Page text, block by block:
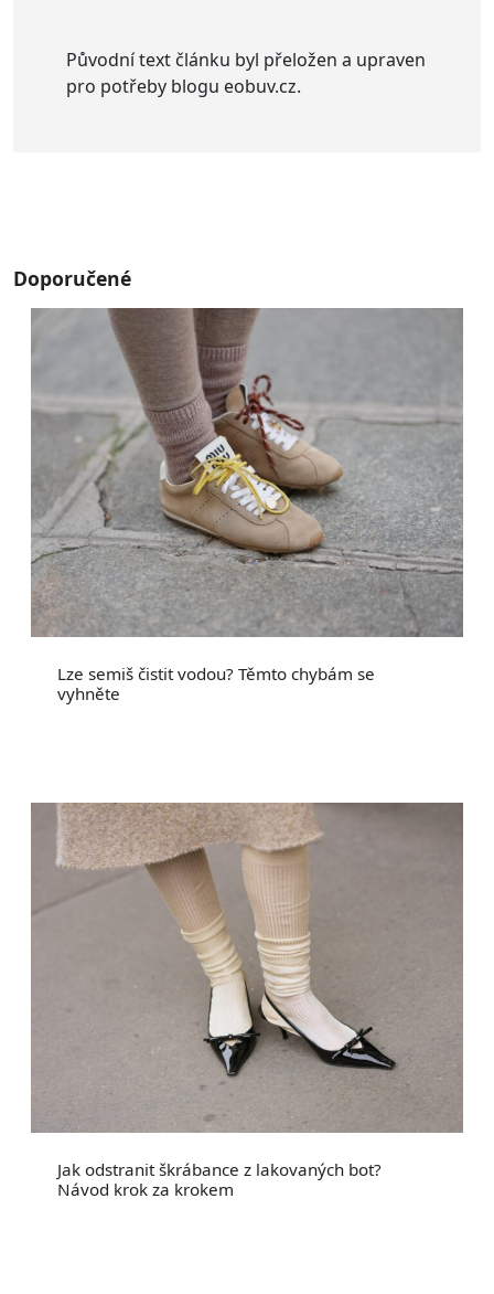
Původní text článku byl přeložen a upraven
pro potřeby blogu eobuv.cz.
Doporučené
Lze semiš čistit vodou? Těmto chybám se
vyhněte
Jak odstranit škrábance z lakovaných bot?
Návod krok za krokem